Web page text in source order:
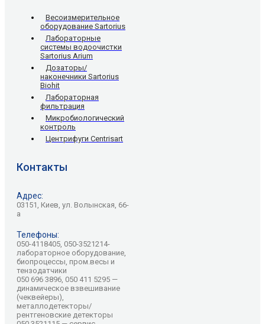
Весоизмерительное
оборудование Sartorius
Лабораторные
системы водоочистки
Sartorius Arium
Дозаторы/
наконечники Sartorius
Biohit
Лабораторная
фильтрация
Микробиологический
контроль
Центрифуги Centrisart
Контакты
Адрес:
03151, Киев, ул. Волынская, 66-
а
Телефоны:
050-4118405, 050-3521214-
лабораторное оборудование,
биопроцессы, пром.весы и
тензодатчики
050 696 3896, 050 411 5295 —
динамическое взвешивание
(чеквейеры),
металлодетекторы/
рентгеновские детекторы